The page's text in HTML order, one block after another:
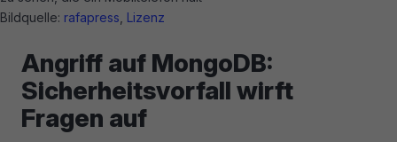
Bildquelle: rafapress Lizenz
Angriff auf MongoDB:
Sicherheitsvorfall wirft
Fragen auf